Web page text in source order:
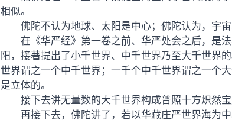
相似。
佛陀不认为地球、太阳是中心；佛陀认为，宇
在《华严经》第一卷之前、华严处会之后，是
阳，接著提出了小千世界、中千世界乃至大千世界
世界谓之一个中千世界；一千个中千世界谓之一个
是立体的。
接下去讲无量数的大千世界构成普照十方炽然
再接下去，佛陀讲了，若以华藏庄严世界海为